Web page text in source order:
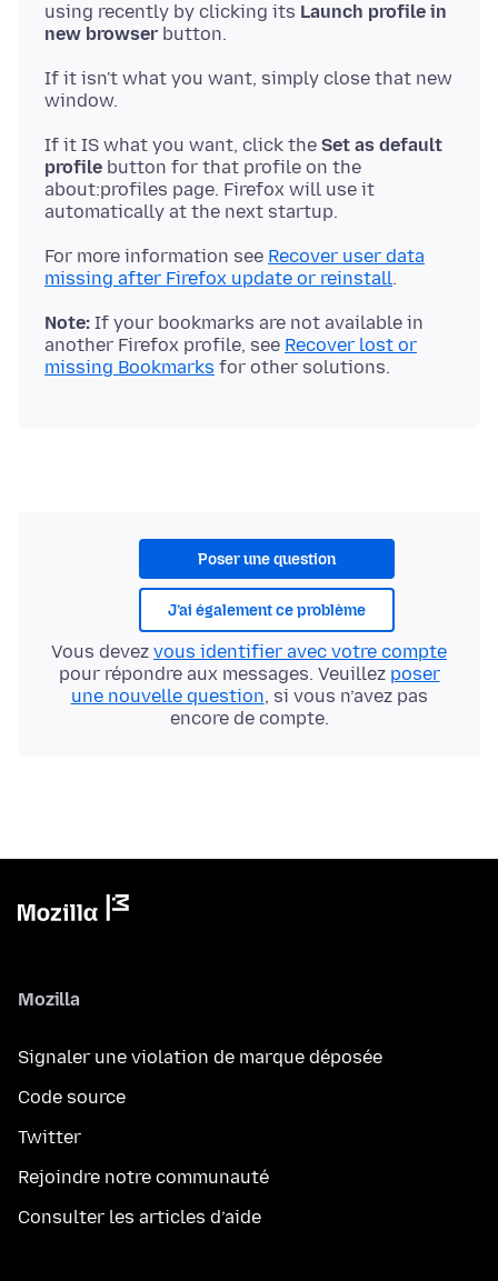
using recently by clicking its Launch profile in
new browser
If it isn't what you want, simply close that new
If it IS what you want, click the Set as default
profile button for that profile on the
about:profiles page. Firefox will use it
For more information see Recover user data
missing after Firefox update or reinstall
Note: If your bookmarks are not available in
another Firefox profile, see Recover lost or
missing Bookmarks
Poser une question
J’ai également ce problème
Vous devez vous identifier avec votre compte
pour répondre aux messages. Veuillez poser
une nouvelle question, si vous n’avez pas
encore de compte.
Mozilla
Signaler une violation de marque déposée
Code source
Twitter
Rejoindre notre communauté
Consulter les articles d’aide